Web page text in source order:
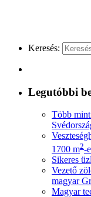
Keresés:
Legutóbbi
Több mint
1700 m2-
Sikeres
Vezető
magyar
Magyar